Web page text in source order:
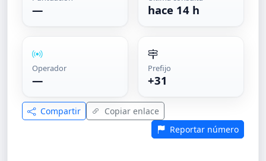
— hace 14 h
Operador
—
Prefijo
+31
Compartir
Copiar enlace
Reportar número